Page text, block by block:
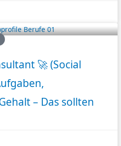
🚀 (Social
– Das sollten